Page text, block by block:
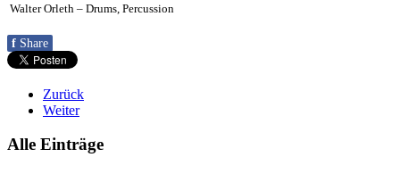
Walter Orleth – Drums, Percussion
f Share
Zurück
Weiter
Alle Einträge